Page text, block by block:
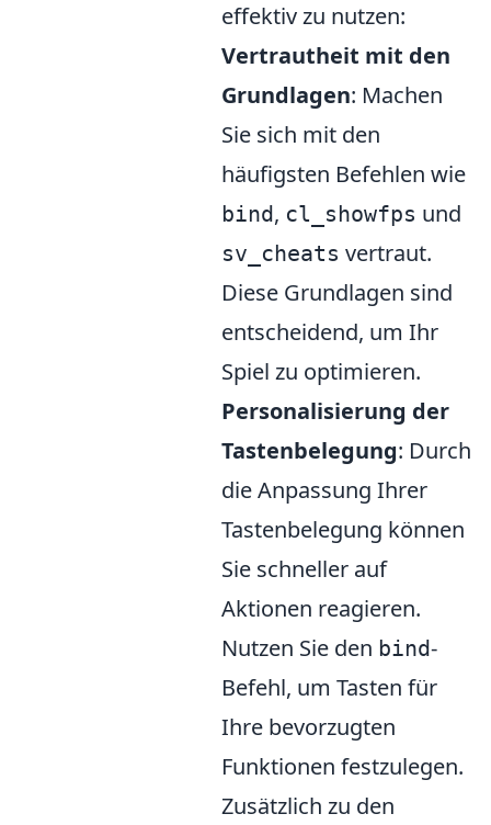
effektiv zu nutzen:
Vertrautheit mit den
Grundlagen: Machen
Sie sich mit den
häufigsten Befehlen wie
bind, cl_showfps und
sv_cheats vertraut.
Diese Grundlagen sind
entscheidend, um Ihr
Spiel zu optimieren.
Personalisierung der
Tastenbelegung: Durch
die Anpassung Ihrer
Tastenbelegung können
Sie schneller auf
Aktionen reagieren.
Nutzen Sie den bind-
Befehl, um Tasten für
Ihre bevorzugten
Funktionen festzulegen.
Zusätzlich zu den